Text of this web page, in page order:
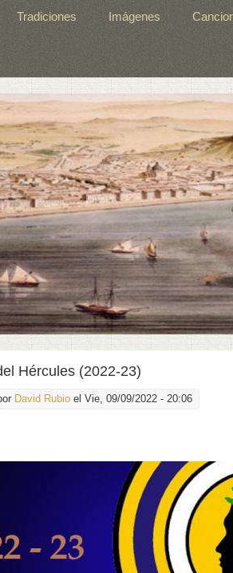
Tradiciones Imágenes
Hércules (2022-23)
David Rubio el Vie, 09/09/2022 - 20:06